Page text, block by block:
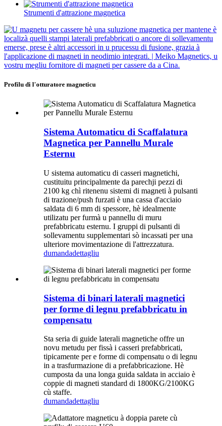
Strumenti d'attrazione magnetica
Profilu di l'otturatore magneticu
Sistema Automaticu di Scaffalatura
Magnetica per Pannellu Murale
Esternu
U sistema automaticu di casseri magnetichi,
custituitu principalmente da parechji pezzi di
2100 kg chì ritenenu sistemi di magneti à pulsanti
di trazione/push furzati è una cassa d'acciaio
saldata di 6 mm di spessore, hè idealmente
utilizatu per furmà u pannellu di muru
prefabbricatu esternu. I gruppi di pulsanti di
sollevamentu supplementari sò incassati per una
ulteriore movimentazione di l'attrezzatura.
dumandadettagliu
Sistema di binari laterali magnetici
per forme di legnu prefabbricatu in
compensatu
Sta seria di guide laterali magnetiche offre un
novu metudu per fissà i casseri prefabbricati,
tipicamente per e forme di compensatu o di legnu
in a trasfurmazione di a prefabbricazione. Hè
cumposta da una longa guida saldata in acciaio è
coppie di magneti standard di 1800KG/2100KG
cù staffe.
dumandadettagliu